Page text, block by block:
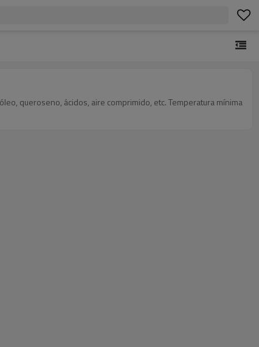
queroseno, ácidos, aire comprimido, etc. Temperatura mínima